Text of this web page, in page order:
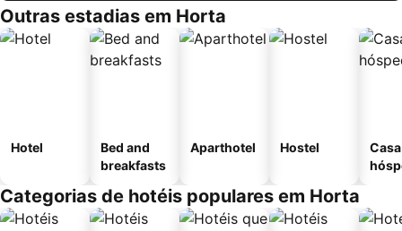
Outras estadias em Horta
Hotel
Bed and
breakfasts
Aparthotel Hostel
Categorias de hotéis populares em Horta